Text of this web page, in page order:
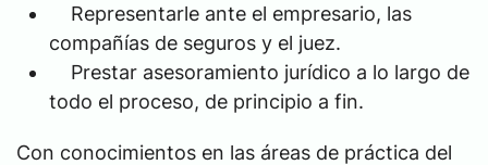
Representarle ante el empresario, las
compañías de seguros y el juez.
Prestar asesoramiento jurídico a lo largo de
todo el proceso, de principio a fin.
Con conocimientos en las áreas de práctica del